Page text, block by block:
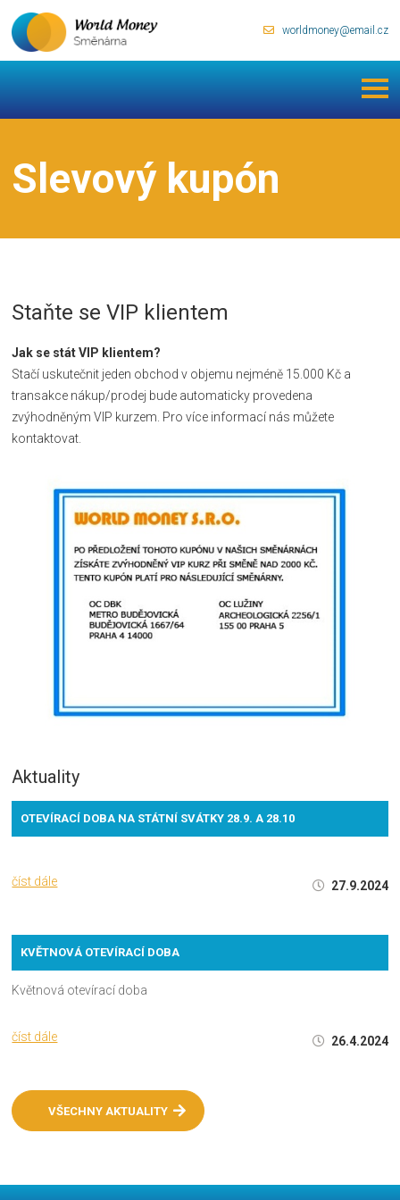
worldmoney@email.cz
Slevový kupón
Staňte se VIP klientem
Jak se stát VIP klientem?
Stačí uskutečnit jeden obchod v objemu nejméně 15.000 Kč a
transakce nákup/prodej bude automaticky provedena
zvýhodněným VIP kurzem. Pro více informací nás můžete
kontaktovat.
Aktuality
OTEVÍRACÍ DOBA NA STÁTNÍ SVÁTKY 28.9. A 28.10
číst dále 27.9.2024
KVĚTNOVÁ OTEVÍRACÍ DOBA
Květnová otevírací doba
číst dále 26.4.2024
VŠECHNY AKTUALITY